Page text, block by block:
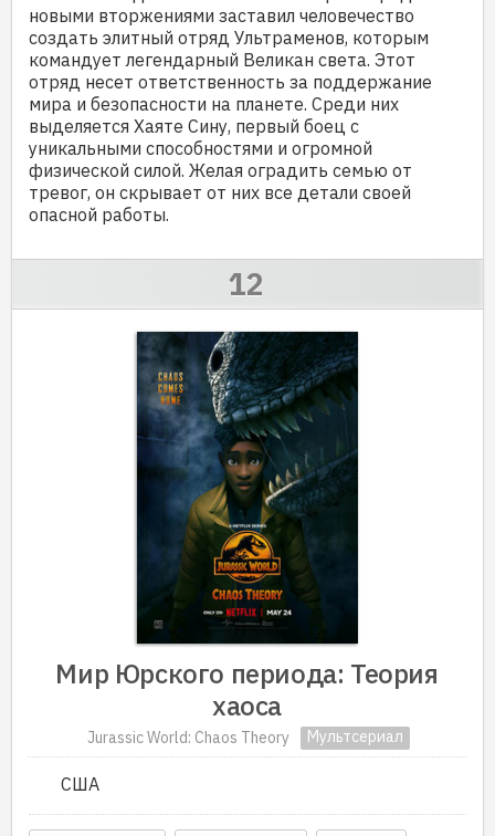
новыми вторжениями заставил человечество
создать элитный отряд Ультраменов, которым
командует легендарный Великан света. Этот
отряд несет ответственность за поддержание
мира и безопасности на планете. Среди них
выделяется Хаяте Сину, первый боец с
уникальными способностями и огромной
физической силой. Желая оградить семью от
тревог, он скрывает от них все детали своей
опасной работы.
Мир Юрского периода: Теория
хаоса
Jurassic World: Chaos Theory Мультсериал
США